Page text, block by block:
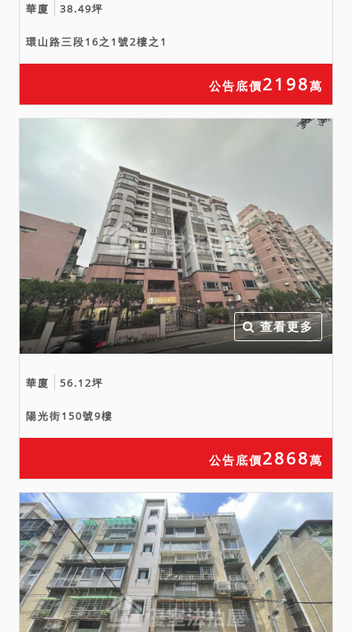
華廈 38.49坪
環山路三段16之1號2樓之1
公告底價2198萬
查看更多
華廈 56.12坪
陽光街150號9樓
公告底價2868萬